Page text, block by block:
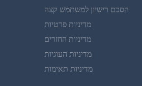
הסכם רישיון למשתמש קצה
מדיניות פרטיות
מדיניות החזרים
מדיניות העוגיות
מדיניות תאימות